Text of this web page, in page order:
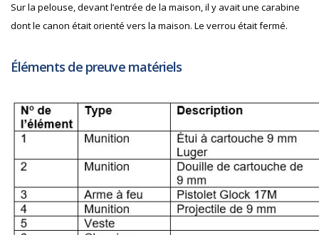
Sur la pelouse, devant l’entrée de la maison, il y avait une carabine
dont le canon était orienté vers la maison. Le verrou était fermé.
Éléments de preuve matériels